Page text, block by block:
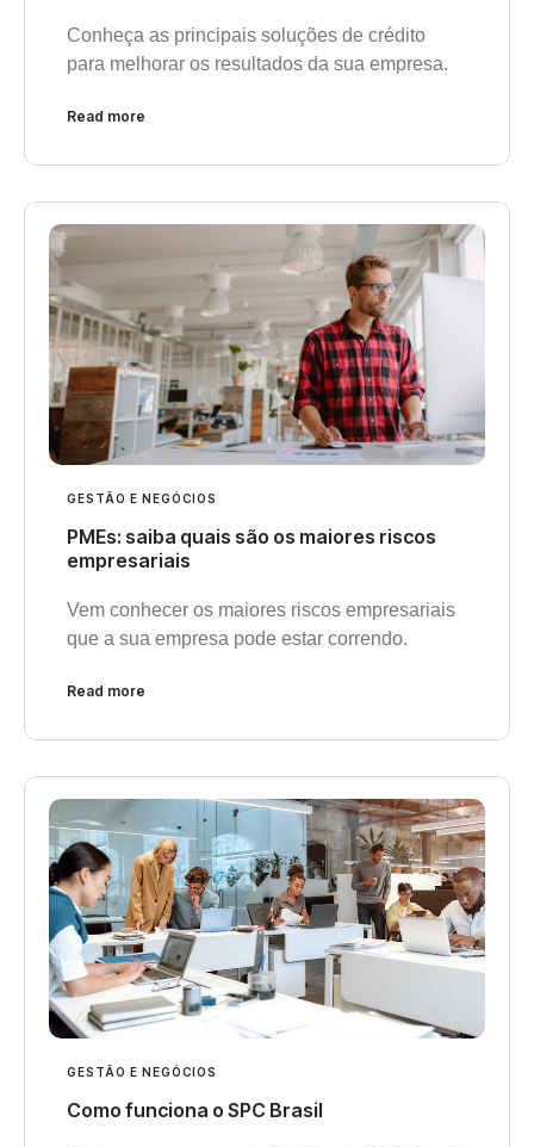
Conheça as principais soluções de crédito
para melhorar os resultados da sua empresa.
Read more
GESTÃO E NEGÓCIOS
PMEs: saiba quais são os maiores riscos
empresariais
Vem conhecer os maiores riscos empresariais
que a sua empresa pode estar correndo.
Read more
GESTÃO E NEGÓCIOS
Como funciona o SPC Brasil